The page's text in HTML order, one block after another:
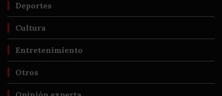
Deportes
Cultura
Entretenimiento
Otros